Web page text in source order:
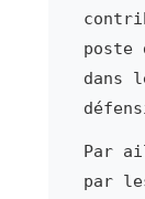
poste
dans
Par
par